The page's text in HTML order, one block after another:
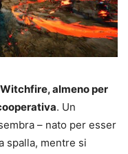
almeno per
. Un
– nato per esser
spalla, mentre si